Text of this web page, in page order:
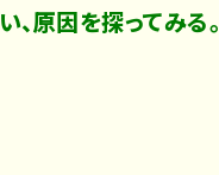
、原因を探ってみる。